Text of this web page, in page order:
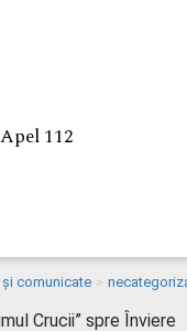
Apel 112
și comunicate >
Crucii” spre Înviere